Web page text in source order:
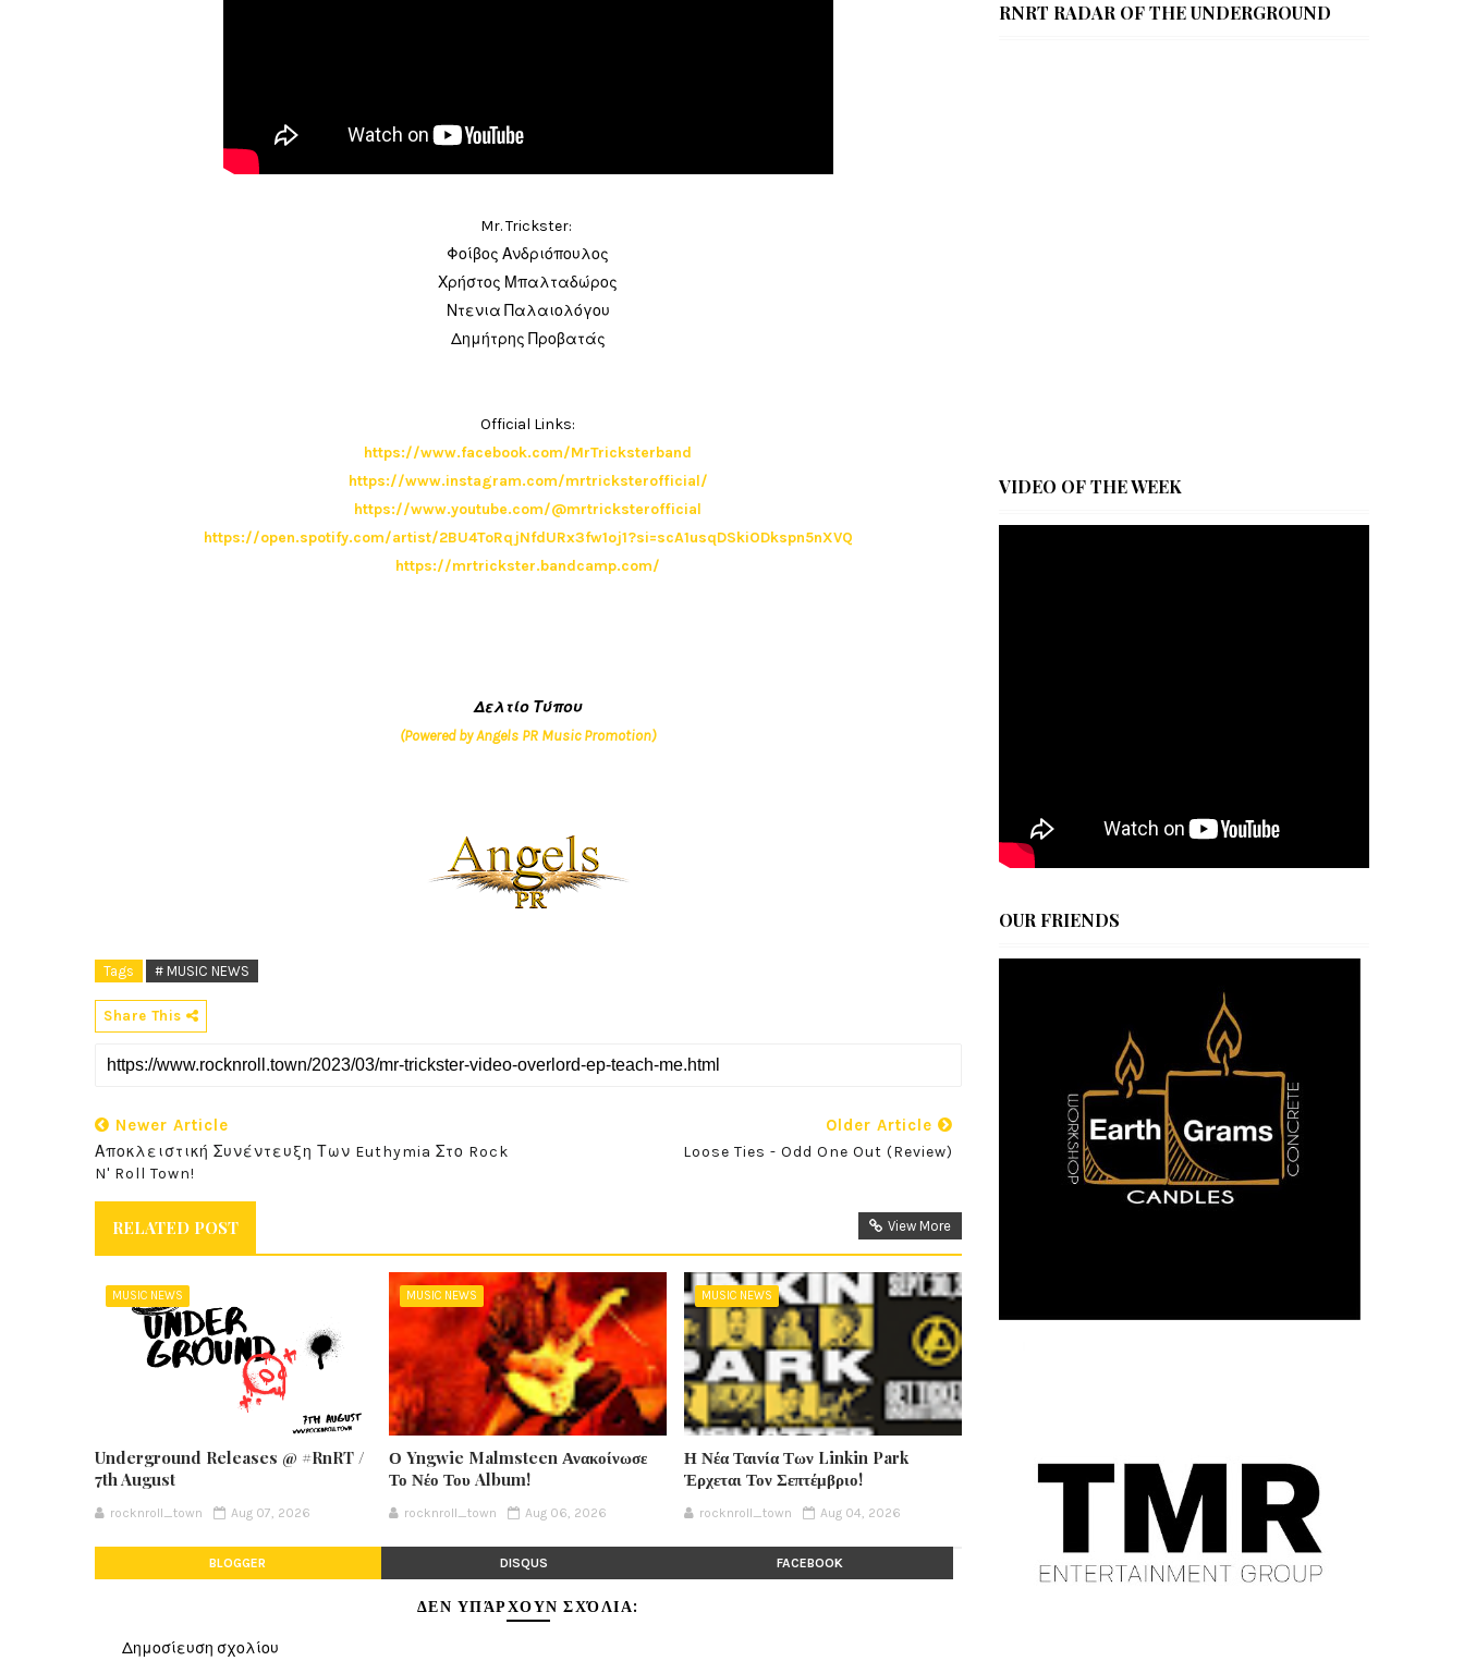
Mr. Trickster:
Φοίβος Ανδριόπουλος
Χρήστος Μπαλταδώρος
Ντενια Παλαιολόγου
Δημήτρης Προβατάς
Official Links:
https://www.facebook.com/MrTricksterband
https://www.instagram.com/mrtricksterofficial/
https://www.youtube.com/@mrtricksterofficial
https://open.spotify.com/artist/2BU4ToRqjNfdURx3fw1oj1?si=scA1usqDSkiODkspn5nXVQ
https://mrtrickster.bandcamp.com/
Δελτίο Τύπου
(Powered by Angels PR Music Promotion)
Tags # MUSIC NEWS
Share This
Newer Article
Αποκλειστική Συνέντευξη Των Euthymia Στο Rock
N' Roll Town!
Older Article
Loose Ties - Odd One Out (Review)
RELATED POST View More
MUSIC NEWS
Underground Releases @ #RnRT /
7th August
rocknroll_town Aug 07, 2026
MUSIC NEWS
Ο Yngwie Malmsteen Ανακοίνωσε
Το Νέο Του Album!
rocknroll_town Aug 06, 2026
MUSIC NEWS
Η Νέα Ταινία Των Linkin Park
Έρχεται Τον Σεπτέμβριο!
rocknroll_town Aug 04, 2026
BLOGGER DISQUS FACEBOOK
ΔΕΝ ΥΠΆΡΧΟΥΝ ΣΧΌΛΙΑ:
Δημοσίευση σχολίου
RNRT RADAR OF THE UNDERGROUND
VIDEO OF THE WEEK
OUR FRIENDS